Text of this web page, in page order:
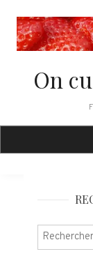
content
On